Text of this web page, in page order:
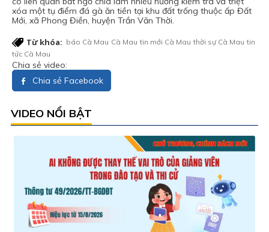
xóa một tụ điểm đá gà ăn tiền tại khu đất trống thuộc ấp Đất
Mới, xã Phong Điền, huyện Trần Văn Thời.
Từ khóa: báo Cà Mau Cà Mau tin mới Cà Mau thời sự Cà Mau tin
tức Cà Mau
Chia sẻ video:
Chia sẻ Facebook
VIDEO NỔI BẬT